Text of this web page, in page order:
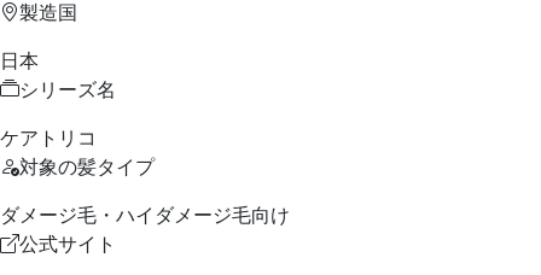
製造国
日本
シリーズ名
ケアトリコ
対象の髪タイプ
ダメージ毛・ハイダメージ毛向け
公式サイト